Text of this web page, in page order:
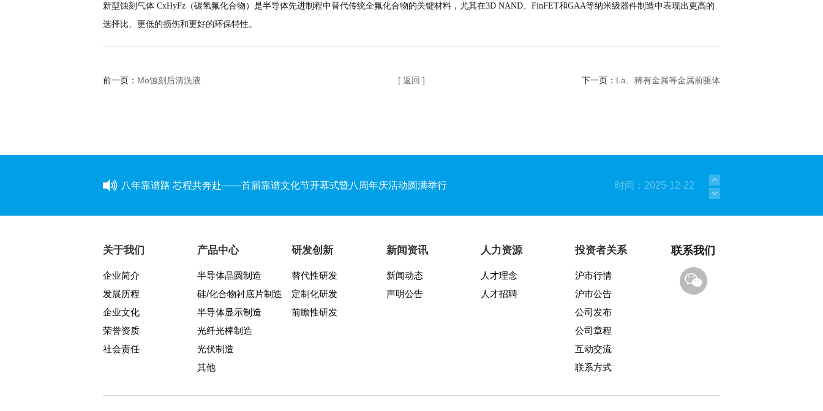
新型蚀刻气体 CxHyFz（碳氢氟化合物）是半导体先进制程中替代传统全氟化合物的关键材料，尤其在3D NAND、FinFET和GAA等纳米级器件制造中表现出更高的
选择比、更低的损伤和更好的环保特性。
前一页： Mo蚀刻后清洗液 [ 返回 ] 下一页： La、稀有金属等金属前驱体
学芯谱理念 做靠谱者--中巨芯靠谱文化宣讲月活动圆满收官 时间：2025-06-05
因为靠谱 所以信赖 | 中巨芯《芯谱》发布会暨“靠谱2025-2027”落地规划启动仪式
中巨芯(688549)今日成功登陆上交所科创板！
关于我们
企业简介
发展历程
企业文化
荣誉资质
社会责任
产品中心
半导体晶圆制造
硅/化合物衬底片制造
半导体显示制造
光纤光棒制造
光伏制造
其他
研发创新
替代性研发
定制化研发
前瞻性研发
新闻资讯
新闻动态
声明公告
人力资源
人才理念
人才招聘
投资者关系
沪市行情
沪市公告
公司发布
公司章程
互动交流
联系方式
联系我们